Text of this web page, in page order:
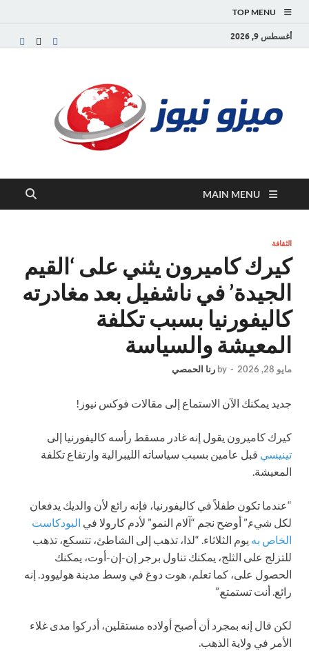
TOP MENU
أغسطس 9, 2026
MAIN MENU
الثقافة
كيرك كاميرون يثني على ‘القيم
الجيدة’ في ناشفيل بعد مغادرته
كاليفورنيا بسبب تكلفة
المعيشة والسياسة
مايو 28, 2026 -
by رنا الحمصي
جديد يمكنك الآن الاستماع إلى مقالات فوكس نيوز!
كيرك كاميرون يقول إنه غادر مسقط رأسه كاليفورنيا إلى
تينيسي قبل عامين بسبب سياساته الليبرالية وارتفاع تكلفة
المعيشة.
“عندما تكون طفلاً في كاليفورنيا، فإنه رائع لأن والديك يدفعان
لكل شيء,” أوضح نجم “آلام النمو” لأدم كارولا في البودكاست
الخاص به يوم الثلاثاء. “لذا، تذهب إلى الشاطئ، تتسكع، تذهب
للتزلج على الثلج، يمكنك تناول برجر إن-إن-أوت، يمكنك
الحصول على، كما تعلم، هوت دوغ في وسط مدينة هوليوود. إنه
رائع. أنت تستمتع.”
لكن قال إنه بمجرد أن أصبح أولاده مستقلين، أدركوا مدى غلاء
الأمر في ولاية الذهب.